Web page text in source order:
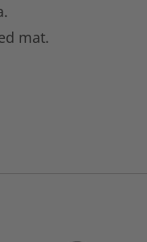
mat.